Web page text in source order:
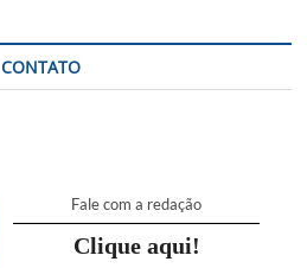
CONTATO
Fale com a redação
Clique aqui!